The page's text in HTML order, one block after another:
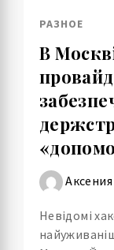
РАЗНОЕ
В
Невідомі